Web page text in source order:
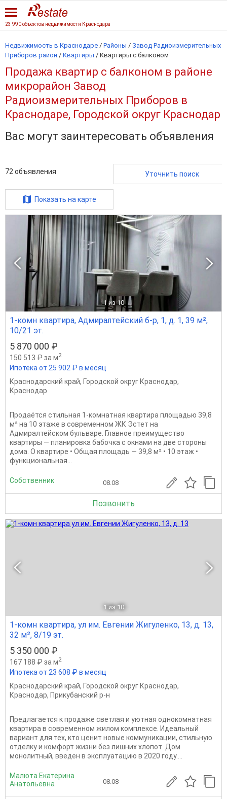
23 990 объектов недвижимости Краснодара
Недвижимость в Краснодаре / Районы / Завод Радиоизмерительных
Приборов район / Квартиры / Квартиры с балконом
Продажа квартир с балконом в районе
микрорайон Завод
Радиоизмерительных Приборов в
Краснодаре, Городской округ Краснодар
Вас могут заинтересовать объявления
72 объявления Уточнить поиск
Показать на карте
1 из 10
1-комн квартира, Адмиралтейский б-р, 1, д. 1, 39 м²,
10/21 эт.
5 870 000 ₽
150 513 ₽ за м2
Ипотека от 25 902 ₽ в месяц
Краснодарский край, Городской округ Краснодар,
Краснодар
Продаётся стильная 1-комнатная квартира площадью 39,8
м² на 10 этаже в современном ЖК Эстет на
Адмиралтейском бульваре. Главное преимущество
квартиры — планировка бабочка с окнами на две стороны
дома. О квартире • Общая площадь — 39,8 м² • 10 этаж •
функциональная...
Собственник 08.08
Позвонить
1 из 10
1-комн квартира, ул им. Евгении Жигуленко, 13, д. 13,
32 м², 8/19 эт.
5 350 000 ₽
167 188 ₽ за м2
Ипотека от 23 608 ₽ в месяц
Краснодарский край, Городской округ Краснодар,
Краснодар, Прикубанский р-н
Предлагается к продаже светлая и уютная однокомнатная
квартира в современном жилом комплексе. Идеальный
вариант для тех, кто ценит новые коммуникации, стильную
отделку и комфорт жизни без лишних хлопот. Дом
монолитный, введен в эксплуатацию в 2020 году....
Малюта Екатерина
Анатольевна
08.08